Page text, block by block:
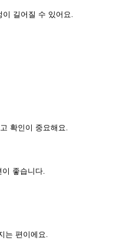
길어질 수 있어요.
확인이 중요해요.
좋습니다.
편이에요.